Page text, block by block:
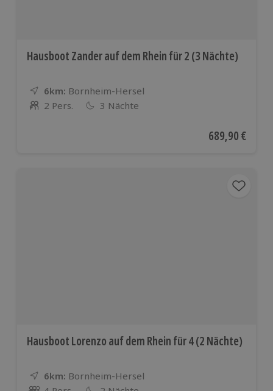
Hausboot Zander auf dem Rhein für 2 (3 Nächte)
6km: Entfernung
Standort
Bornheim-Hersel
Anzahl der Teilnehmer
2 Pers. 3 Nächte
Aktueller Preis
689,90 €
Hausboot Lorenzo auf dem Rhein für 4 (2 Nächte)
6km: Entfernung
Standort
Bornheim-Hersel